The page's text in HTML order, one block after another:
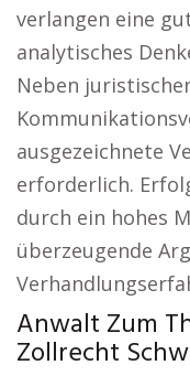
verlangen eine
analytisches
Neben
ausgezeichnete
erforderlich.
durch ein hohes
überzeugende
Anwalt Zum
Zollrecht